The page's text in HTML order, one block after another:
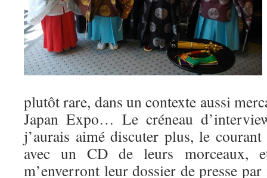
plutôt rare, dans un contexte aussi
Japan Expo… Le créneau
j’aurais aimé discuter plus, le
avec un CD de leurs morceaux,
m’enverront leur dossier de presse